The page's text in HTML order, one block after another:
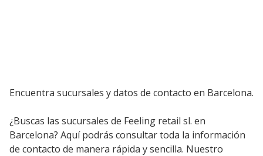
Encuentra sucursales y datos de contacto en Barcelona.
¿Buscas las sucursales de Feeling retail sl. en
Barcelona? Aquí podrás consultar toda la información
de contacto de manera rápida y sencilla. Nuestro